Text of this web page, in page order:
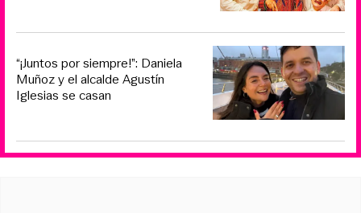
“¡Juntos por siempre!”: Daniela
Muñoz y el alcalde Agustín
Iglesias se casan